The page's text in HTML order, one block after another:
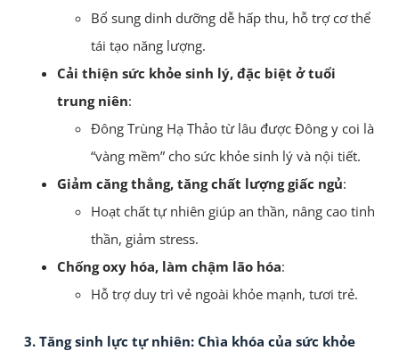
Bổ sung dinh dưỡng dễ hấp thu, hỗ trợ cơ thể
tái tạo năng lượng.
Cải thiện sức khỏe sinh lý, đặc biệt ở tuổi
trung niên:
Đông Trùng Hạ Thảo từ lâu được Đông y coi là
“vàng mềm” cho sức khỏe sinh lý và nội tiết.
Giảm căng thẳng, tăng chất lượng giấc ngủ:
Hoạt chất tự nhiên giúp an thần, nâng cao tinh
thần, giảm stress.
Chống oxy hóa, làm chậm lão hóa:
Hỗ trợ duy trì vẻ ngoài khỏe mạnh, tươi trẻ.
3. Tăng sinh lực tự nhiên: Chìa khóa của sức khỏe